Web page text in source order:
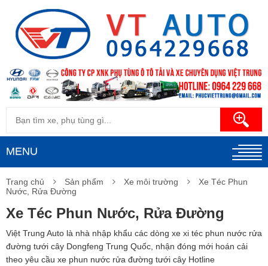
MENU
Trang chủ Sản phẩm Xe môi trường
Xe Téc Phun
Nước, Rửa Đường
Xe Téc Phun Nước, Rửa Đường
Việt Trung Auto là nhà nhập khẩu các dòng xe xi téc phun nước rửa
đường tưới cây Dongfeng Trung Quốc, nhận đóng mới hoán cải
theo yêu cầu xe phun nước rửa đường tưới cây Hotline